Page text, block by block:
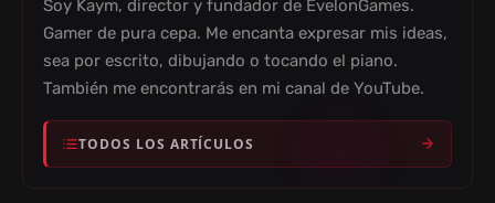
E
O
Soy Kaym, director y fundador de EvelonGames.
Gamer de pura cepa. Me encanta expresar mis ideas,
sea por escrito, dibujando o tocando el piano.
También me encontrarás en mi canal de YouTube.
TODOS LOS ARTÍCULOS